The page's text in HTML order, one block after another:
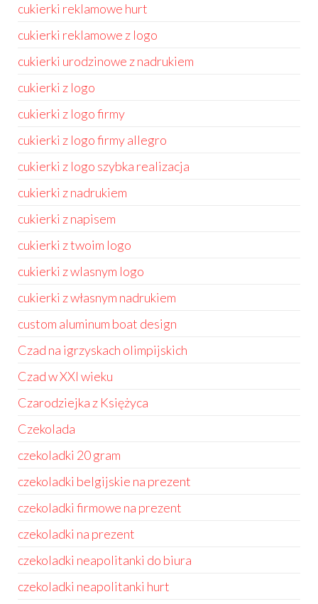
cukierki reklamowe hurt
cukierki reklamowe z logo
cukierki urodzinowe z nadrukiem
cukierki z logo
cukierki z logo firmy
cukierki z logo firmy allegro
cukierki z logo szybka realizacja
cukierki z nadrukiem
cukierki z napisem
cukierki z twoim logo
cukierki z wlasnym logo
cukierki z własnym nadrukiem
custom aluminum boat design
Czad na igrzyskach olimpijskich
Czad w XXI wieku
Czarodziejka z Księżyca
Czekolada
czekoladki 20 gram
czekoladki belgijskie na prezent
czekoladki firmowe na prezent
czekoladki na prezent
czekoladki neapolitanki do biura
czekoladki neapolitanki hurt